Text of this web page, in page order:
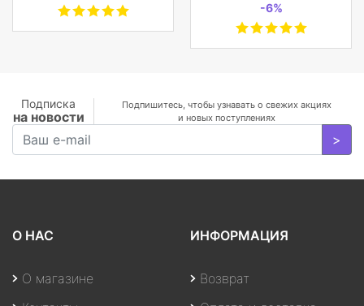
1.30GHz Quad/16
GB+1TB SSD/GF
MX350 2
-6%
Подписка
на новости
Подпишитесь, чтобы узнавать о свежих акциях
и новых поступлениях
>
О НАС
О магазине
ИНФОРМАЦИЯ
Возврат